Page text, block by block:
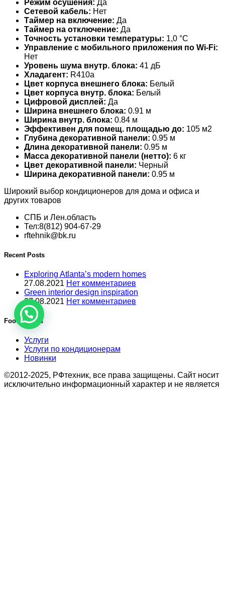
Режим осушения: Да
Сетевой кабель: Нет
Таймер на включение: Да
Таймер на отключение: Да
Точность установки температуры: 1,0 °С
Управление c мобильного приложения по Wi-Fi:
Нет
Уровень шума внутр. блока: 41 дБ
Хладагент: R410a
Цвет корпуса внешнего блока: Белый
Цвет корпуса внутр. блока: Белый
Цифровой дисплей: Да
Ширина внешнего блока: 0.91 м
Ширина внутр. блока: 0.84 м
Эффективен для помещ. площадью до: 105 м2
Глубина декоративной панели: 0.95 м
Длина декоративной панели: 0.95 м
Масса декоративной панели (нетто): 6 кг
Цвет декоративной панели: Черный
Ширина декоративной панели: 0.95 м
Широкий выбор кондиционеров для дома и офиса и
других товаров
СПБ и Лен.область
Тел:8(812) 904-67-29
rftehnik@bk.ru
Recent Posts
Exploring Atlanta’s modern homes
27.08.2021 Нет комментариев
Green interior design inspiration
27.08.2021 Нет комментариев
Footer Menu
Услуги
Услуги по кондиционерам
Новинки
©2012-2025, РФтехник, все права защищены. Сайт носит
исключительно информационный характер и не является